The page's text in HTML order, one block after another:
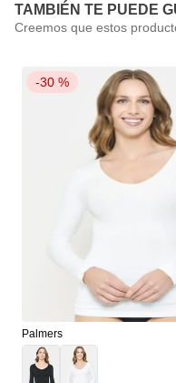
TAMBIÉN TE PUEDE
-30 %
Palmers